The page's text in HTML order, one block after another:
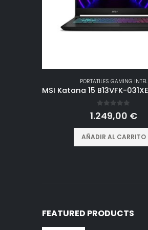
PORTATILES GAMING INTEL
out of 5
1.249,00 €
AÑADIR AL CARRITO
FEATURED PRODUCTS